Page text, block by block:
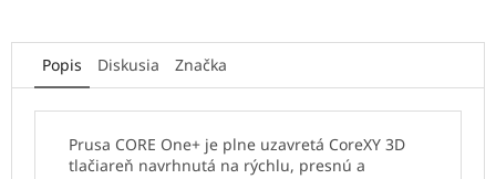
Popis Diskusia Značka
Prusa CORE One+ je plne uzavretá CoreXY 3D
tlačiareň navrhnutá na rýchlu, presnú a